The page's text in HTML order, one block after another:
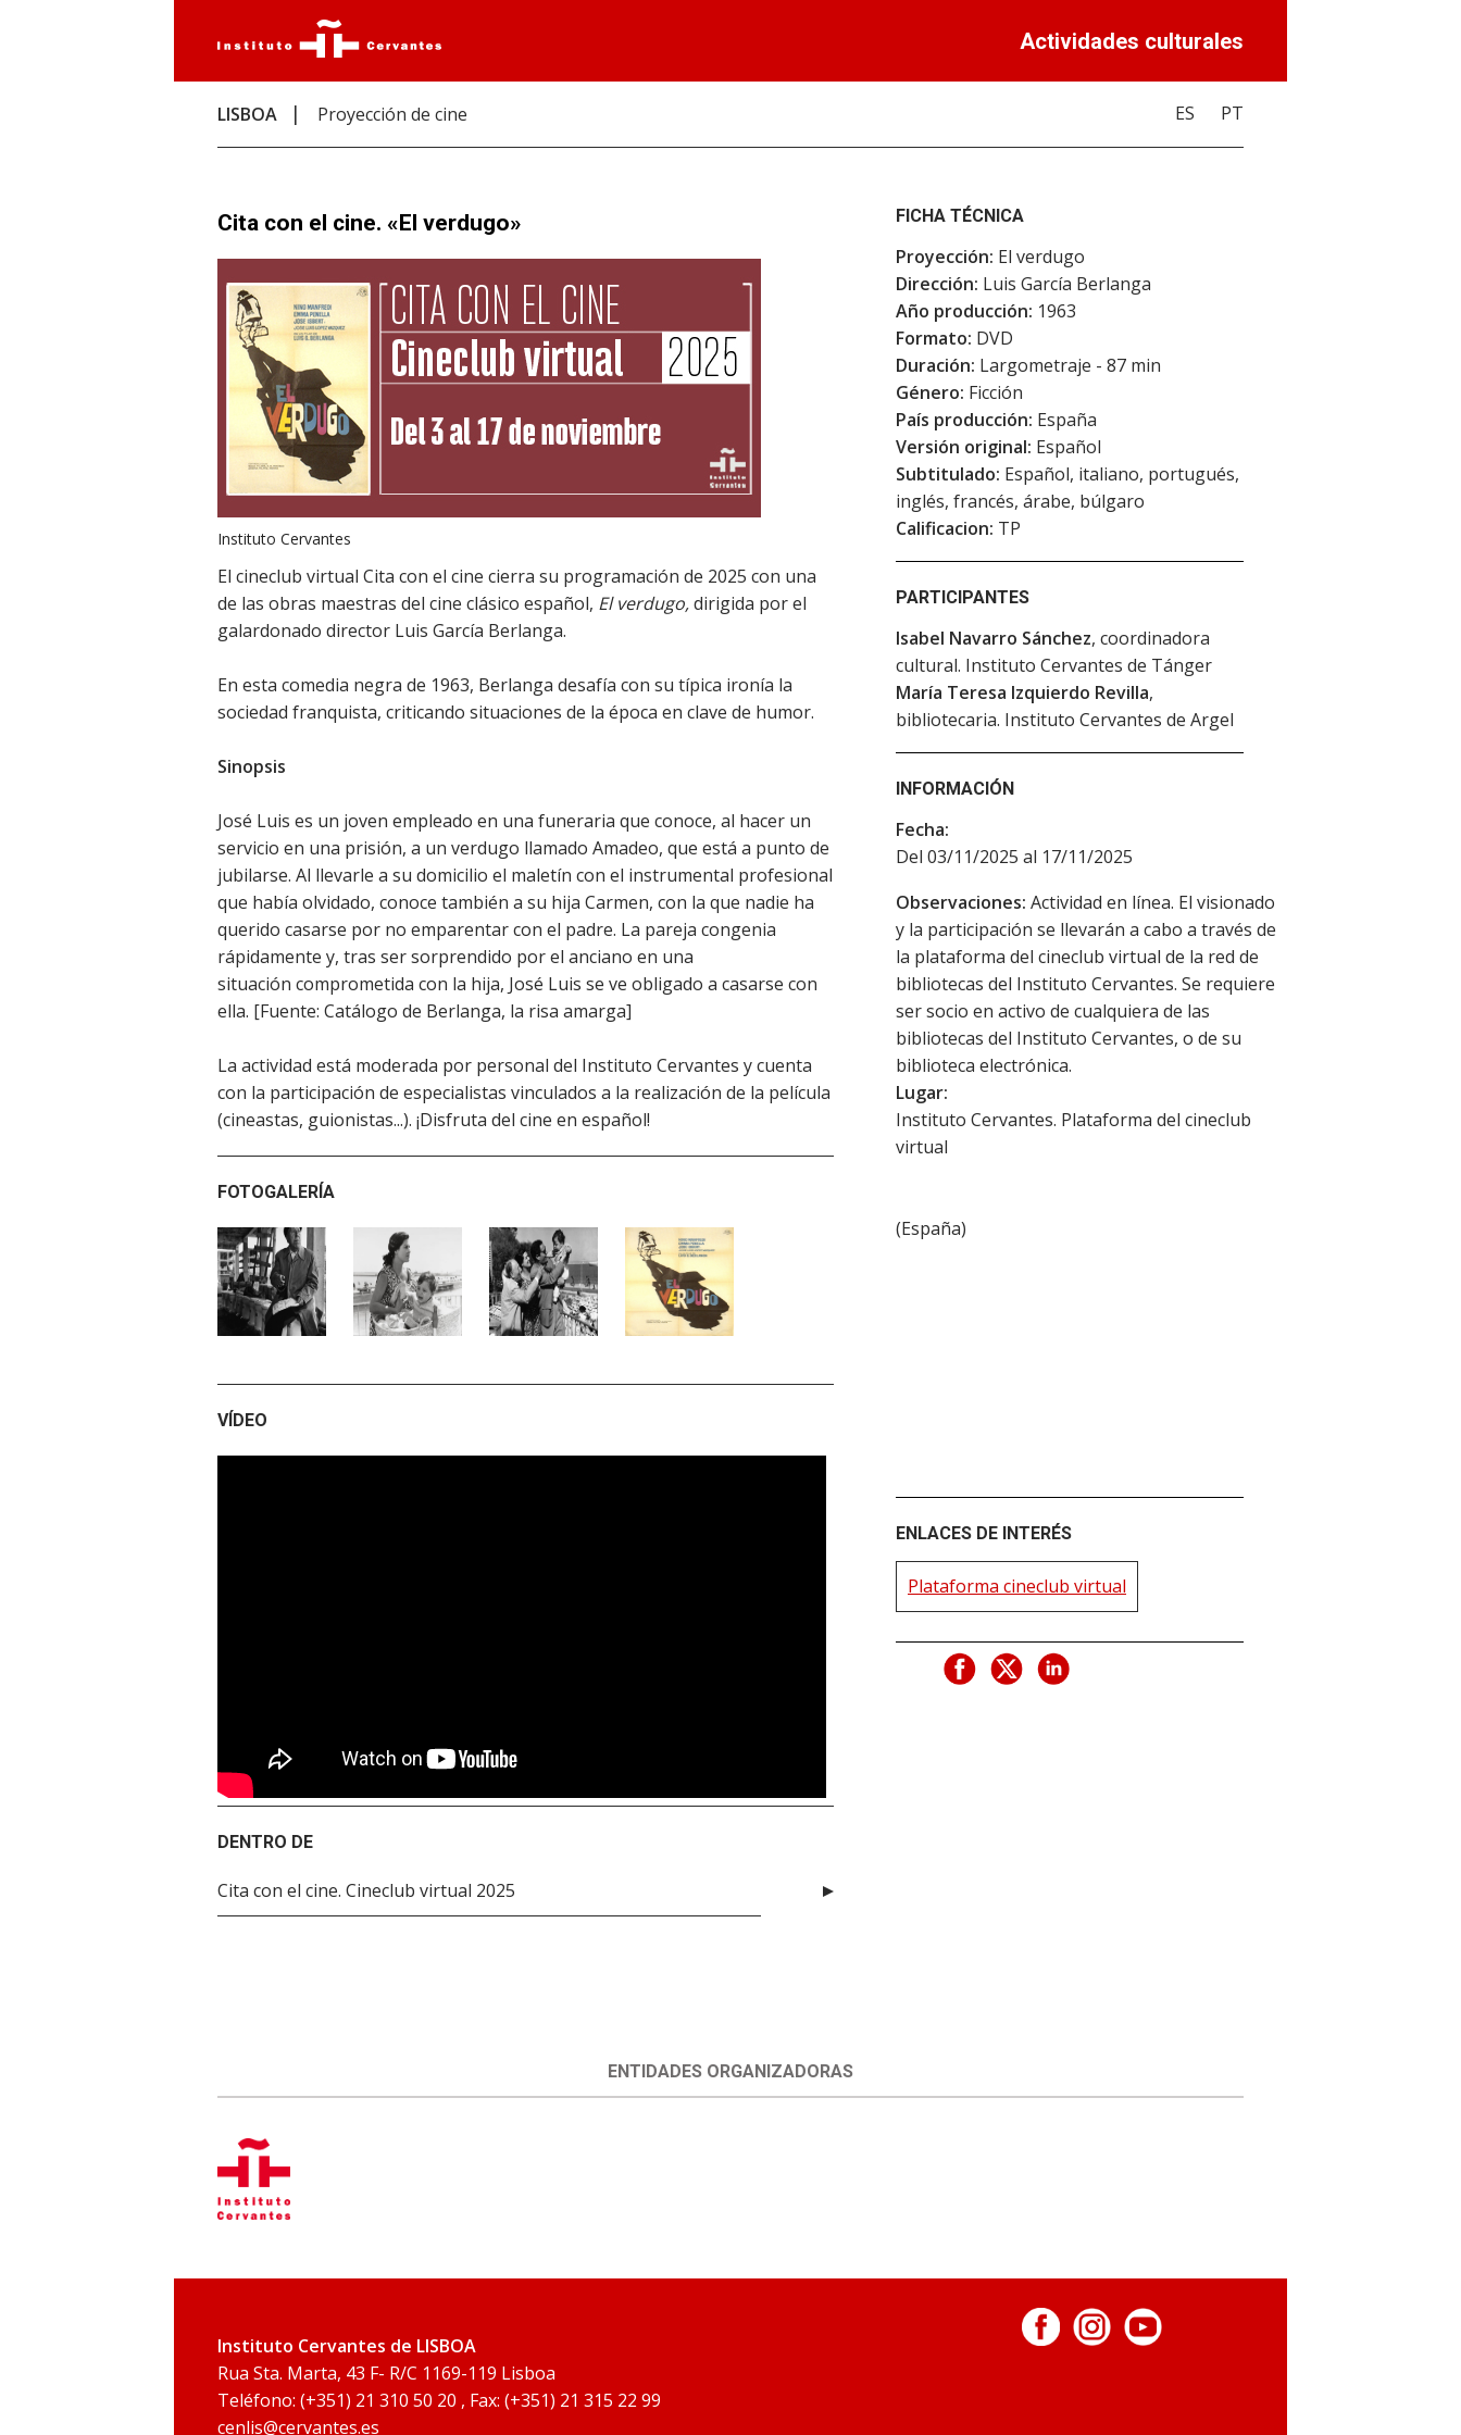
Actividades culturales
LISBOA Proyección de cine ES PT
Cita con el cine. «El verdugo»
Instituto Cervantes
El cineclub virtual Cita con el cine cierra su programación de 2025 con una
de las obras maestras del cine clásico español, El verdugo,dirigida por el
galardonado director Luis García Berlanga.
En esta comedia negra de 1963, Berlanga desafía con su típica ironía la
sociedad franquista, criticando situaciones de la época en clave de humor.
Sinopsis
José Luis es un joven empleado en una funeraria que conoce, al hacer un
servicio en una prisión, a un verdugo llamado Amadeo, que está a punto de
jubilarse. Al llevarle a su domicilio el maletín con el instrumental profesional
que había olvidado, conoce también a su hija Carmen, con la que nadie ha
querido casarse por no emparentar con el padre. La pareja congenia
rápidamente y, tras ser sorprendido por el anciano en una
situación comprometida con la hija, José Luis se ve obligado a casarse con
ella. [Fuente: Catálogo de Berlanga, la risa amarga]
La actividad está moderada por personal del Instituto Cervantes y cuenta
con la participación de especialistas vinculados a la realización de la película
(cineastas, guionistas...). ¡Disfruta del cine en español!
FOTOGALERÍA
VÍDEO
DENTRO DE
Cita con el cine. Cineclub virtual 2025
FICHA TÉCNICA
Proyección: El verdugo
Dirección: Luis García Berlanga
Año producción: 1963
Formato: DVD
Duración: Largometraje - 87 min
Género: Ficción
País producción: España
Versión original: Español
Subtitulado: Español, italiano, portugués,
inglés, francés, árabe, búlgaro
Calificacion: TP
PARTICIPANTES
Isabel Navarro Sánchez, coordinadora
cultural. Instituto Cervantes de Tánger
María Teresa Izquierdo Revilla,
bibliotecaria. Instituto Cervantes de Argel
INFORMACIÓN
Fecha:
Del 03/11/2025 al 17/11/2025
Observaciones: Actividad en línea. El visionado
y la participación se llevarán a cabo a través de
la plataforma del cineclub virtual de la red de
bibliotecas del Instituto Cervantes. Se requiere
ser socio en activo de cualquiera de las
bibliotecas del Instituto Cervantes, o de su
biblioteca electrónica.
Lugar:
Instituto Cervantes. Plataforma del cineclub
virtual
(España)
ENLACES DE INTERÉS
Plataforma cineclub virtual
ENTIDADES ORGANIZADORAS
Instituto Cervantes de LISBOA
Rua Sta. Marta, 43 F- R/C 1169-119 Lisboa
Teléfono: (+351) 21 310 50 20 , Fax: (+351) 21 315 22 99
cenlis@cervantes.es